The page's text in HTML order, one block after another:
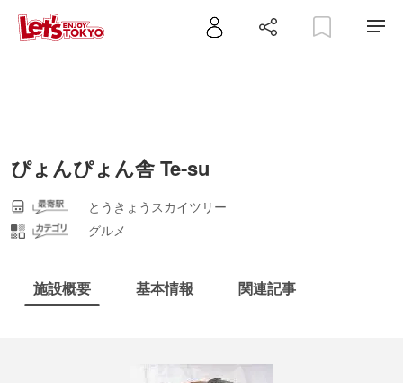
ぴょんぴょん舎 Te‐su
とうきょうスカイツリー
グルメ
施設概要 基本情報 関連記事